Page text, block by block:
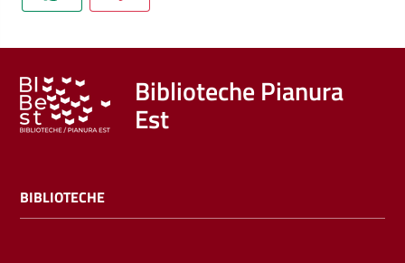
e
Calendario
Online
Biblioteche Pianura
Est
BIBLIOTECHE